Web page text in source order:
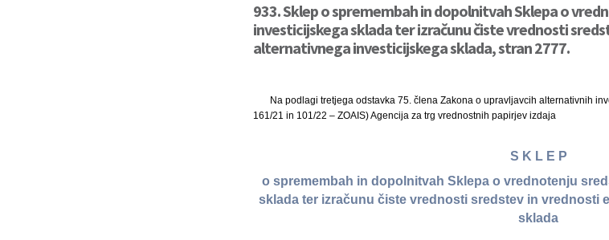
933. Sklep o spremembah in dopolnitvah Sklepa o
investicijskega sklada ter izračunu čiste vrednosti
alternativnega investicijskega sklada, stran 2777.
Na podlagi tretjega odstavka 75. člena Zakona o upravljavcih alternativnih
161/21 in 101/22 – ZOAIS) Agencija za trg vrednostnih papirjev izdaja
S K L E P
o spremembah in dopolnitvah Sklepa o vrednotenju
sklada ter izračunu čiste vrednosti sredstev in vrednosti
sklada